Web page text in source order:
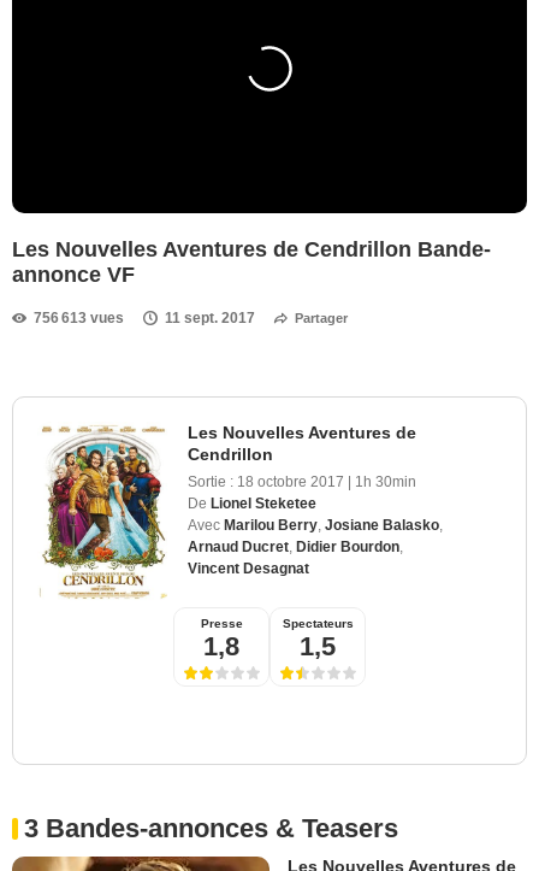
Les Nouvelles Aventures de Cendrillon Bande-
annonce VF
756 613 vues 11 sept. 2017 Partager
Les Nouvelles Aventures de
Cendrillon
Sortie : 18 octobre 2017 | 1h 30min
De Lionel Steketee
Avec Marilou Berry Josiane Balasko
Arnaud Ducret Didier Bourdon
Vincent Desagnat
Presse
1,8
Spectateurs
1,5
3 Bandes-annonces & Teasers
Les Nouvelles Aventures de